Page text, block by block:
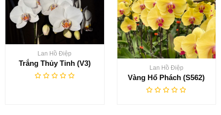
Lan Hồ Điệp
Trắng Thủy Tinh (V3)
Lan Hồ Điệp
Vàng Hổ Phách (S562)